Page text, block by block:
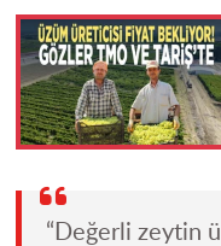
“Değerli zeytin